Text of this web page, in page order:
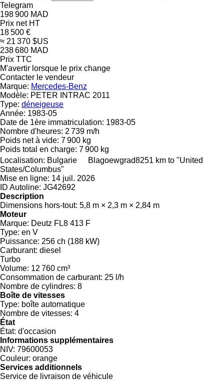
Telegram
198 900 MAD
Prix net HT
18 500 €
≈ 21 370 $US
238 680 MAD
Prix TTC
M'avertir lorsque le prix change
Contacter le vendeur
Marque: Mercedes-Benz
Modèle: PETER INTRAC 2011
Type: déneigeuse
Année: 1983-05
Date de 1ère immatriculation: 1983-05
Nombre d'heures: 2 739 m/h
Poids net à vide: 7 900 kg
Poids total en charge: 7 900 kg
Localisation: Bulgarie Blagoewgrad8251 km to "United
States/Columbus"
Mise en ligne: 14 juil. 2026
ID Autoline: JG42692
Description
Dimensions hors-tout: 5,8 m × 2,3 m × 2,84 m
Moteur
Marque: Deutz FL8 413 F
Type: en V
Puissance: 256 ch (188 kW)
Carburant: diesel
Turbo
Volume: 12 760 cm³
Consommation de carburant: 25 l/h
Nombre de cylindres: 8
Boîte de vitesses
Type: boîte automatique
Nombre de vitesses: 4
État
État: d'occasion
Informations supplémentaires
NIV: 79600053
Couleur: orange
Services additionnels
Service de livraison de véhicule